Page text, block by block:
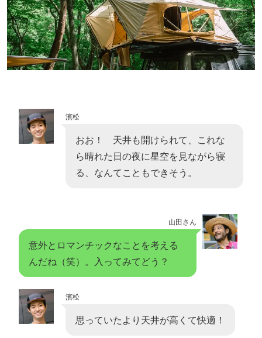
濱松
おお！ 天井も開けられて、これな
ら晴れた日の夜に星空を見ながら寝
る、なんてこともできそう。
山田さん
意外とロマンチックなことを考える
んだね（笑）。入ってみてどう？
濱松
思っていたより天井が高くて快適！